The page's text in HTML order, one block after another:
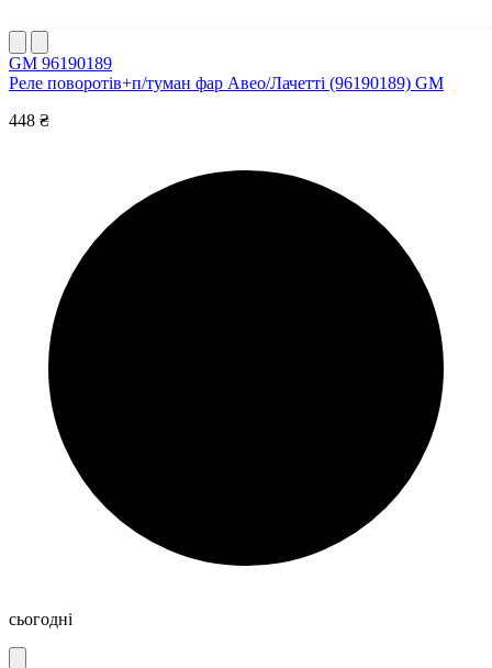
GM 96190189
Реле поворотів+п/туман фар Авео/Лачетті (96190189) GM
448 ₴
сьогодні